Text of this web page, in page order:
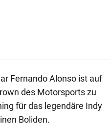
Fernando Alonso ist auf
des Motorsports zu
für das legendäre Indy
Boliden.